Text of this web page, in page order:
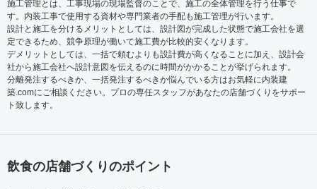
施工管理とは、工事現場の現場監督のことで、施工の全体管理を行う仕事で
す。内装工事で使用する資材や専門業者の手配も施工管理が行います。
設計と施工を分けるメリットとしては、設計図が完成した状態で施工会社を選
定できるため、競争原理が働いて施工費が比較的安くなります。
デメリットとしては、一括で頼むよりも設計費が高くなることに加え、設計会
社から施工会社へ設計意図を伝えるのに時間がかかることが挙げられます。
分離発注するべきか、一括発注するべきか悩んでいる方はお気軽に内装建
築.comにご相談ください。プロの専任スタッフがあなたの店舗づくりをサポー
ト致します。
飲食の店舗づくりのポイント